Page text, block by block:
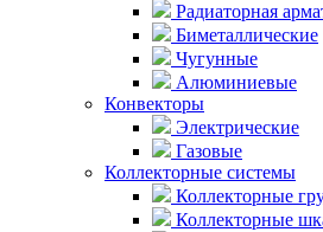
Радиаторная
Биметаллические
Чугунные
Алюминиевые
Конвекторы
Электрические
Газовые
Коллекторные системы
Коллекторные
Коллекторные